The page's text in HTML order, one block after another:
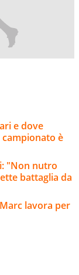
e dove
è
"Non nutro
battaglia da
lavora per